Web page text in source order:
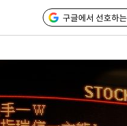
구글에서 선호하